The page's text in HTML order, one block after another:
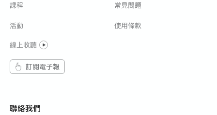
課程
活動
線上收聽
訂閱電子報
常見問題
使用條款
聯絡我們